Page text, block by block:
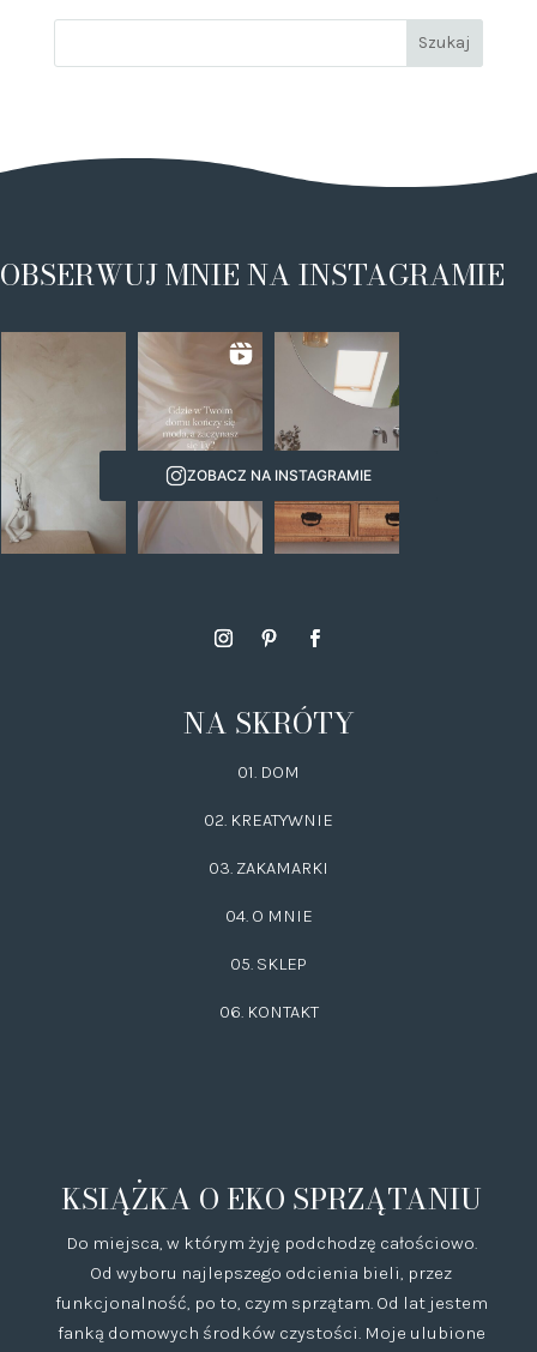
OBSERWUJ MNIE NA INSTAGRAMIE
ZOBACZ NA INSTAGRAMIE
NA SKRÓTY
01. DOM
02. KREATYWNIE
03. ZAKAMARKI
04. O MNIE
05. SKLEP
06. KONTAKT
KSIĄŻKA O EKO SPRZĄTANIU
Do miejsca, w którym żyję podchodzę całościowo.
Od wyboru najlepszego odcienia bieli, przez
funkcjonalność, po to, czym sprzątam. Od lat jestem
fanką domowych środków czystości. Moje ulubione